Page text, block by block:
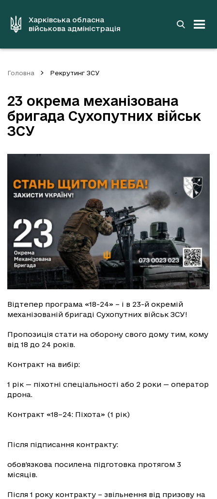
вмістуХарківська обласна
військова адміністрація
Головна Рекрутинг ЗСУ
23 окрема механізована
бригада Сухопутних військ
ЗСУ
Відтепер програма «18-24» – і в 23-й окремій
механізованій бригаді Сухопутних військ ЗСУ!
Пропозиція стати на оборону свого дому тим, кому
від 18 до 24 років.
Контракт на вибір:
1 рік — піхотні спеціальності або 2 роки — оператор
дрона.
Контракт «18–24: Піхота» (1 рік)
Після підписання контракту:
обов’язкова посилена підготовка протягом 3
місяців.
Після 1 року контракту – звільнення від призову на